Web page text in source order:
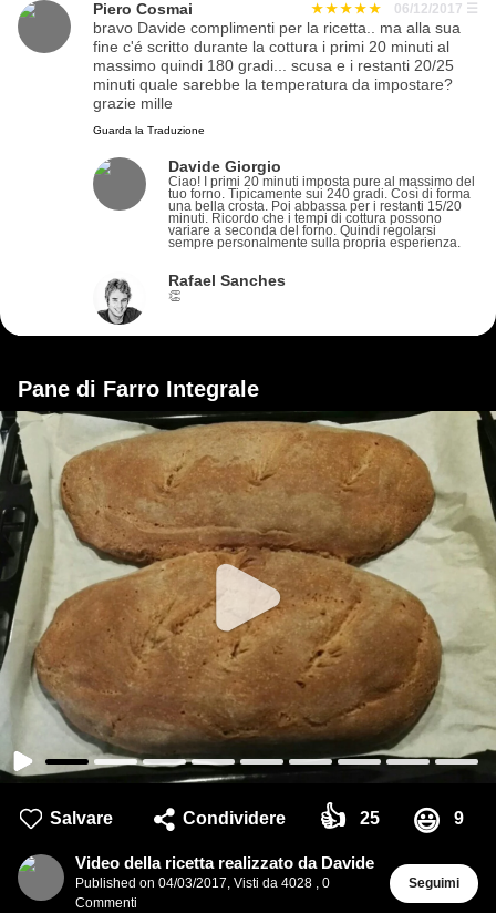
Piero Cosmai 06/12/2017 ☰
bravo Davide complimenti per la ricetta.. ma alla sua
fine c'é scritto durante la cottura i primi 20 minuti al
massimo quindi 180 gradi... scusa e i restanti 20/25
minuti quale sarebbe la temperatura da impostare?
grazie mille
Guarda la Traduzione
Davide Giorgio
Ciao! I primi 20 minuti imposta pure al massimo del
tuo forno. Tipicamente sui 240 gradi. Così di forma
una bella crosta. Poi abbassa per i restanti 15/20
minuti. Ricordo che i tempi di cottura possono
variare a seconda del forno. Quindi regolarsi
sempre personalmente sulla propria esperienza.
Rafael Sanches
👏
Pane di Farro Integrale
Salvare Condividere 👍 25 😃 9
Video della ricetta realizzato da Davide
Published on 04/03/2017, Visti da 4028 , 0
Commenti
Seguimi